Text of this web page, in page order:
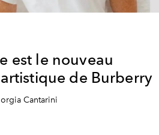
est le nouveau
de Burberry
Cantarini